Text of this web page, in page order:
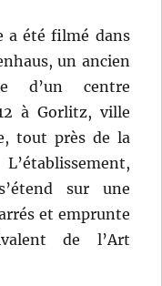
a été filmé dans
un ancien
d’un centre
à Gorlitz, ville
tout près de la
sur une
et emprunte
de l’Art